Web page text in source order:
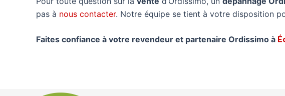
pas à nous contacter. Notre équipe se tient à votre disposition
Faites confiance à votre revendeur et partenaire Ordissimo à